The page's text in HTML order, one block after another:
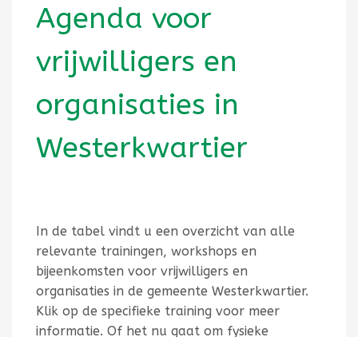
Agenda voor
vrijwilligers en
organisaties in
Westerkwartier
In de tabel vindt u een overzicht van alle
relevante trainingen, workshops en
bijeenkomsten voor vrijwilligers en
organisaties in de gemeente Westerkwartier.
Klik op de specifieke training voor meer
informatie. Of het nu gaat om fysieke